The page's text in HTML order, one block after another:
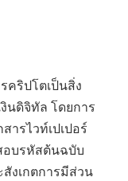
คริปโตเป็นสิ่ง
นดิจิทัล โดยการ
ารไวท์เปเปอร์
อบรหัสต้นฉบับ
งเกตการมีส่วน